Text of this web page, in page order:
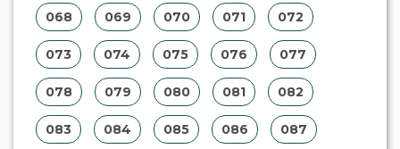
068 069 070 071 072
073 074 075 076 077
078 079 080 081 082
083 084 085 086 087